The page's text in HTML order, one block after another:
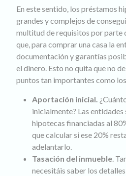
En este sentido, los préstamos
grandes y complejos de
multitud de requisitos por parte
que, para comprar una casa la
documentación y garantías
el dinero. Esto no quita que no
puntos tan importantes como
Aportación inicial.
inicialmente? Las
hipotecas financiadas al
que calcular si ese 20%
adelantarlo.
Tasación del inmueble.
necesitáis saber los